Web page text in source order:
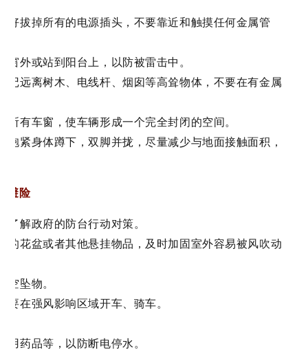
拔掉所有的电源插头，不要靠近和触摸任何金属管
外或站到阳台上，以防被雷击中。
远离树木、电线杆、烟囱等高耸物体，不要在有金属
有车窗，使车辆形成一个完全封闭的空间。
紧身体蹲下，双脚并拢，尽量减少与地面接触面积，
避险
解政府的防台行动对策。
花盆或者其他悬挂物品，及时加固室外容易被风吹动
空坠物。
在强风影响区域开车、骑车。
药品等，以防断电停水。